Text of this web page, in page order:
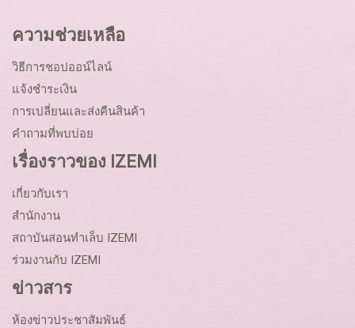
ความช่วยเหลือ
วิธีการชอปออน์ไลน์
แจ้งชำระเงิน
การเปลี่ยนและส่งคืนสินค้า
คำถามที่พบบ่อย
เรื่องราวของ IZEMI
เกี่ยวกับเรา
สำนักงาน
สถาบันสอนทำเล็บ IZEMI
ร่วมงานกับ IZEMI
ข่าวสาร
ห้องข่าวประชาสัมพันธ์